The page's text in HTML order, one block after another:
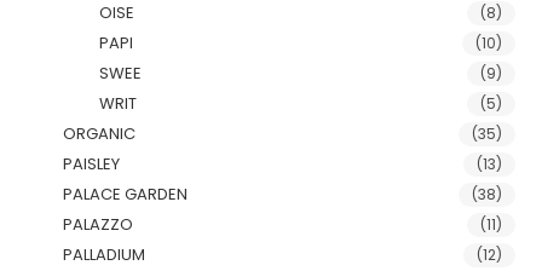
OISE (8)
PAPI (10)
SWEE (9)
WRIT (5)
ORGANIC (35)
PAISLEY (13)
PALACE GARDEN (38)
PALAZZO (11)
PALLADIUM (12)